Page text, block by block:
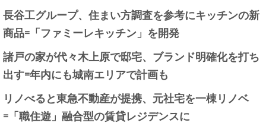
長谷工グループ、住まい方調査を参考にキッチンの新
商品=「ファミーレキッチン」を開発
諸戸の家が代々木上原で邸宅、ブランド明確化を打ち
出す=年内にも城南エリアで計画も
リノべると東急不動産が提携、元社宅を一棟リノベ
=「職住遊」融合型の賃貸レジデンスに